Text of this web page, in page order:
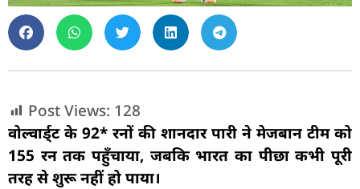
Post Views: 128
वोल्वार्ड्ट के 92* रनों की शानदार पारी ने मेजबान टीम को
155 रन तक पहुँचाया, जबकि भारत का पीछा कभी पूरी
तरह से शुरू नहीं हो पाया।